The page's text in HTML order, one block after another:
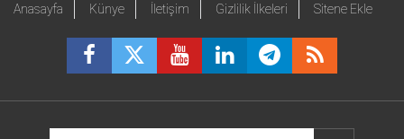
Anasayfa Künye İletişim Gizlilik İlkeleri Sitene Ekle